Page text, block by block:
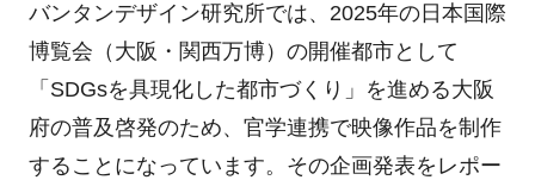
バンタンデザイン研究所では、2025年の日本国際
博覧会（大阪・関西万博）の開催都市として
「SDGsを具現化した都市づくり」を進める大阪
府の普及啓発のため、官学連携で映像作品を制作
することになっています。その企画発表をレポー